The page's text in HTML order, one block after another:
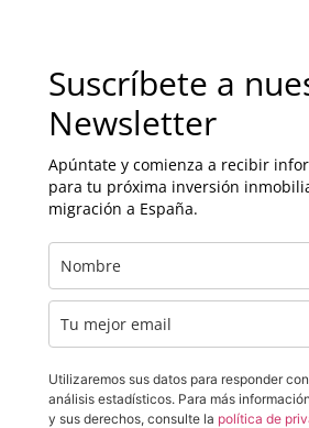
Suscríbete a
Newsletter
Apúntate y comienza a recibir
para tu próxima inversión
migración a España.
Utilizaremos sus datos para responder
análisis estadísticos. Para más
y sus derechos, consulte la política de